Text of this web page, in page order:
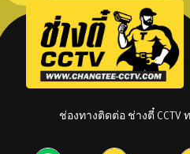
ช่องทางติดต่อ ช่างตี๋ CCTV